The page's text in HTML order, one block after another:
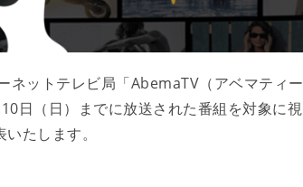
ネットテレビ局「AbemaTV（アベマティー
日（日）までに放送された番組を対象に視
たします。